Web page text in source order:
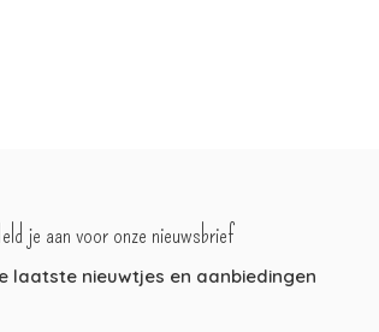
je aan voor onze nieuwsbrief
laatste nieuwtjes en aanbiedingen